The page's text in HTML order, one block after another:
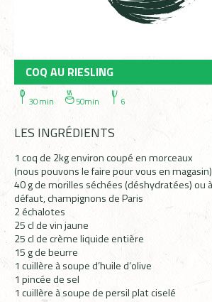
COQ AU RIESLING
30 min 50min 6
LES INGRÉDIENTS
1 coq de 2kg environ coupé en morceaux
(nous pouvons le faire pour vous en magasin)
40 g de morilles séchées (déshydratées) ou à
défaut, champignons de Paris
2 échalotes
25 cl de vin jaune
25 cl de crème liquide entière
15 g de beurre
1 cuillère à soupe d’huile d’olive
1 pincée de sel
1 cuillère à soupe de persil plat ciselé